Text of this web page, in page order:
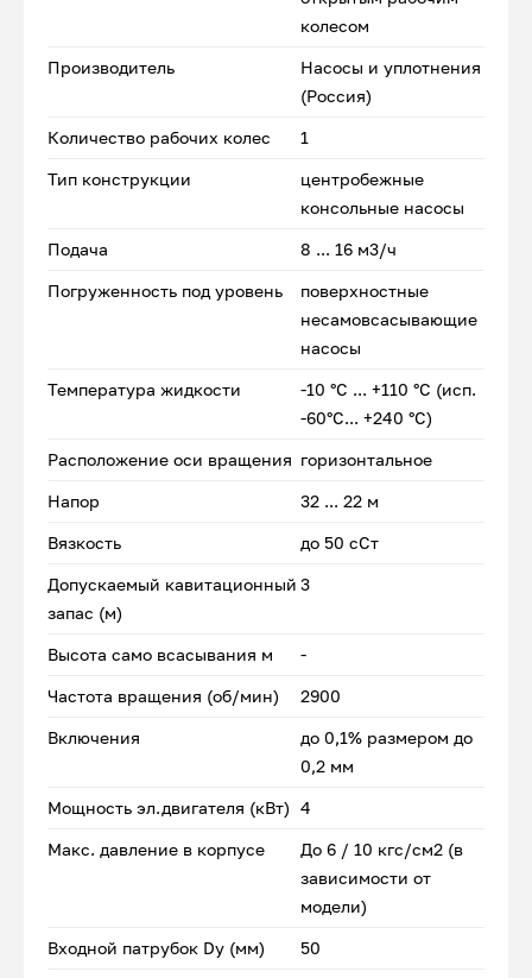
колесом
Производитель
Насосы и уплотнения
(Россия)
Количество рабочих колес 1
Тип конструкции
центробежные
консольные насосы
Подача 8 ... 16 м3/ч
Погруженность под уровень
поверхностные
несамовсасывающие
насосы
Температура жидкости
-10 °С ... +110 °С (исп.
-60°С... +240 °С)
Расположение оси вращения горизонтальное
Напор 32 ... 22 м
Вязкость до 50 сСт
Допускаемый кавитационный
запас (м)
3
Высота само всасывания м -
Частота вращения (об/мин) 2900
Включения
до 0,1% размером до
0,2 мм
Мощность эл.двигателя (кВт) 4
Макс. давление в корпусе
До 6 / 10 кгс/см2 (в
зависимости от
модели)
Входной патрубок Dу (мм) 50